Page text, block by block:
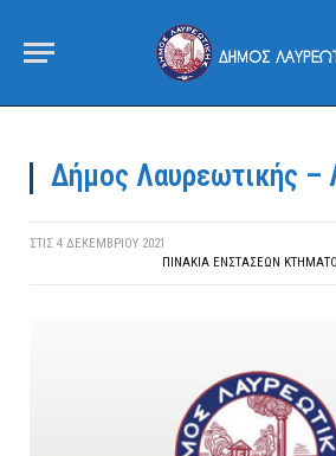
Δήμος Λαυρεωτικής –
ΣΤΙΣ 4 ΔΕΚΕΜΒΡΊΟΥ 2021
ΠΙΝΆΚΙΑ ΕΝΣΤΆΣΕΩΝ